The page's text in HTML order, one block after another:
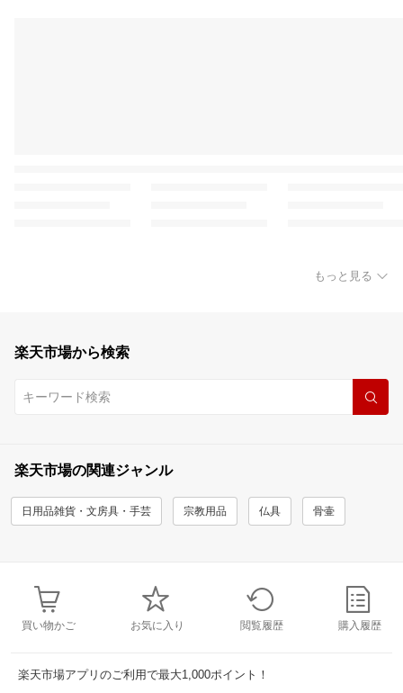
もっと見る
楽天市場から検索
楽天市場の関連ジャンル
日用品雑貨・文房具・手芸 宗教用品 仏具 骨壷
買い物かご お気に入り 閲覧履歴 購入履歴
楽天市場アプリのご利用で最大1,000ポイント！